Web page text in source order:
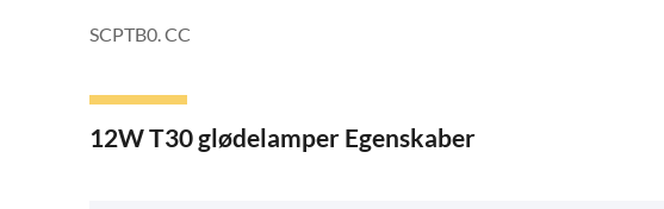
SCPTB0. CC
12W T30 glødelamper Egenskaber